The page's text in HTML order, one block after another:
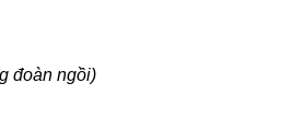
đoàn ngồi)